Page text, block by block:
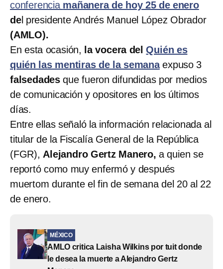
conferencia mañanera de hoy 25 de enero
del presidente Andrés Manuel López Obrador
(AMLO).
En esta ocasión, la vocera delQuién es
quién las mentiras de la semana expuso 3
falsedadesque fueron difundidas por medios
de comunicación y opositores en los últimos
días.
Entre ellas señaló la información relacionada al
titular de la Fiscalía General de la República
(FGR), Alejandro Gertz Manero, a quien se
reportó como muy enfermó y después
muertom durante el fin de semana del 20 al 22
de enero.
MÉXICO
AMLO critica Laisha Wilkins por tuit donde
le desea la muerte a Alejandro Gertz